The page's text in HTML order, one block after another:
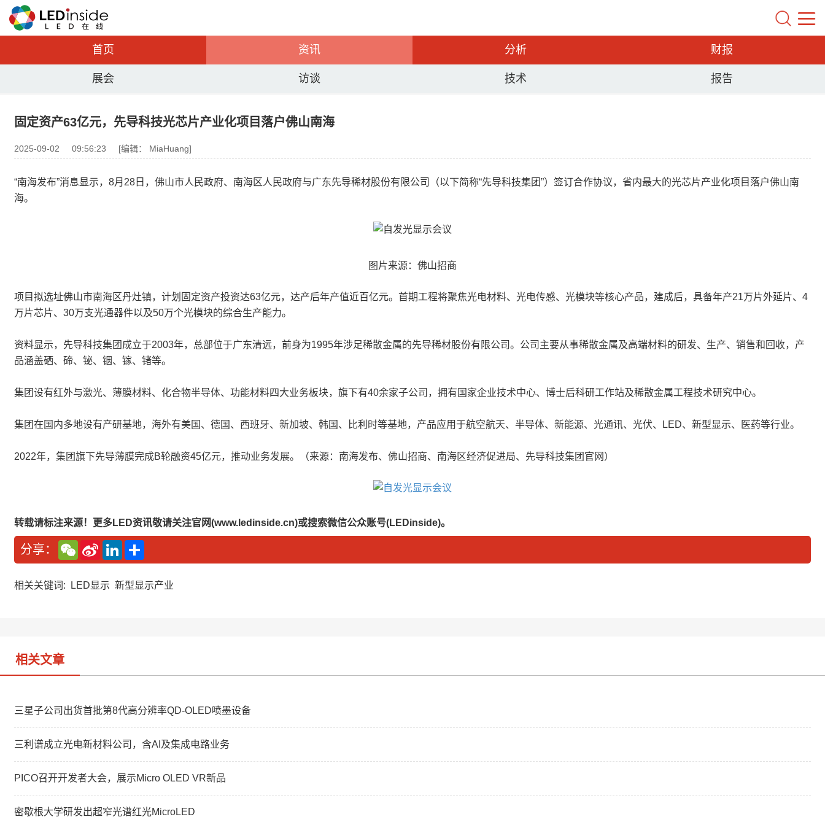
首页 资讯 分析 财报
展会 访谈 技术 报告
固定资产63亿元，先导科技光芯片产业化项目落户佛山南海
2025-09-02 09:56:23 [编辑： MiaHuang]
“南海发布”消息显示，8月28日，佛山市人民政府、南海区人民政府与广东先导稀材股份有限公司（以下简称“先导科技集团”）签订合作协议，省内最大的光芯片产业化项目落户佛山南
海。
图片来源：佛山招商
项目拟选址佛山市南海区丹灶镇，计划固定资产投资达63亿元，达产后年产值近百亿元。首期工程将聚焦光电材料、光电传感、光模块等核心产品，建成后，具备年产21万片外延片、4
万片芯片、30万支光通器件以及50万个光模块的综合生产能力。
资料显示，先导科技集团成立于2003年，总部位于广东清远，前身为1995年涉足稀散金属的先导稀材股份有限公司。公司主要从事稀散金属及高端材料的研发、生产、销售和回收，产
品涵盖硒、碲、铋、铟、镓、锗等。
集团设有红外与激光、薄膜材料、化合物半导体、功能材料四大业务板块，旗下有40余家子公司，拥有国家企业技术中心、博士后科研工作站及稀散金属工程技术研究中心。
集团在国内多地设有产研基地，海外有美国、德国、西班牙、新加坡、韩国、比利时等基地，产品应用于航空航天、半导体、新能源、光通讯、光伏、LED、新型显示、医药等行业。
2022年，集团旗下先导薄膜完成B轮融资45亿元，推动业务发展。（来源：南海发布、佛山招商、南海区经济促进局、先导科技集团官网）
转载请标注来源！更多LED资讯敬请关注官网(www.ledinside.cn)或搜索微信公众账号(LEDinside)。
分享：
W
e
C
a
S
n
W
L
n
e
相关关键词: LED显示 新型显示产业
相关文章
三星子公司出货首批第8代高分辨率QD-OLED喷墨设备
三利谱成立光电新材料公司，含AI及集成电路业务
PICO召开开发者大会，展示Micro OLED VR新品
密歇根大学研发出超窄光谱红光MicroLED